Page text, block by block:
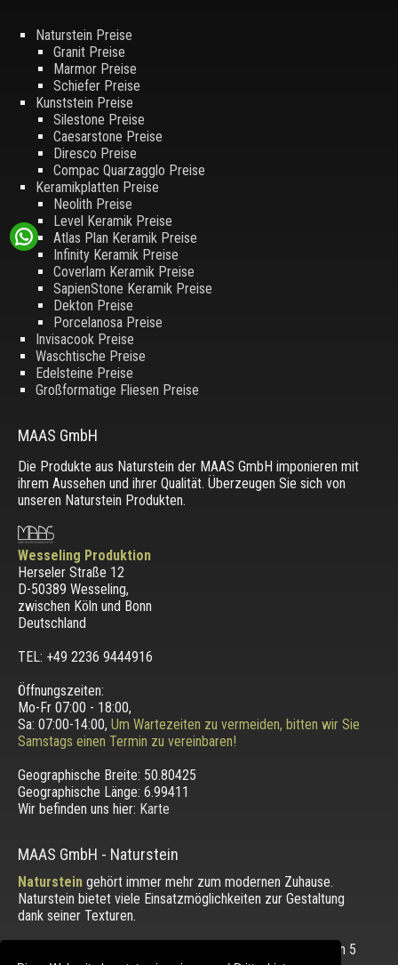
Naturstein Preise
Granit Preise
Marmor Preise
Schiefer Preise
Kunststein Preise
Silestone Preise
Caesarstone Preise
Diresco Preise
Compac Quarzagglo Preise
Keramikplatten Preise
Neolith Preise
Level Keramik Preise
Atlas Plan Keramik Preise
Infinity Keramik Preise
Coverlam Keramik Preise
SapienStone Keramik Preise
Dekton Preise
Porcelanosa Preise
Invisacook Preise
Waschtische Preise
Edelsteine Preise
Großformatige Fliesen Preise
MAAS GmbH
Die Produkte aus Naturstein der MAAS GmbH imponieren mit
ihrem Aussehen und ihrer Qualität. Überzeugen Sie sich von
unseren Naturstein Produkten.
Wesseling Produktion
Herseler Straße 12
D-50389 Wesseling,
zwischen Köln und Bonn
Deutschland
TEL: +49 2236 9444916
Öffnungszeiten:
Mo-Fr 07:00 - 18:00,
Sa: 07:00-14:00, Um Wartezeiten zu vermeiden, bitten wir Sie
Samstags einen Termin zu vereinbaren!
Geographische Breite: 50.80425
Geographische Länge: 6.99411
Wir befinden uns hier: Karte
MAAS GmbH - Naturstein
Natursteingehört immer mehr zum modernen Zuhause.
Naturstein bietet viele Einsatzmöglichkeiten zur Gestaltung
dank seiner Texturen.
Die Bewertung unserer Kunden mit einem Durchschnitt von 5